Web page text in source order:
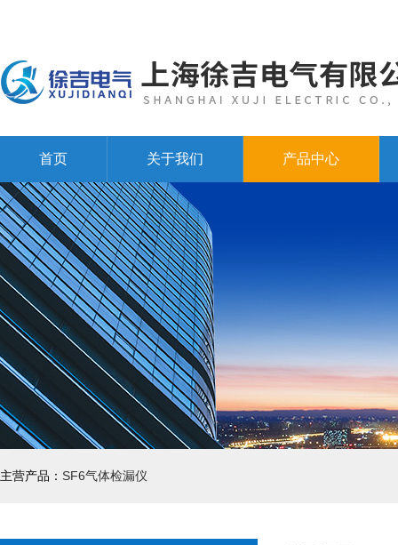
首页 关于我们 产品中心
主营产品： SF6气体检漏仪